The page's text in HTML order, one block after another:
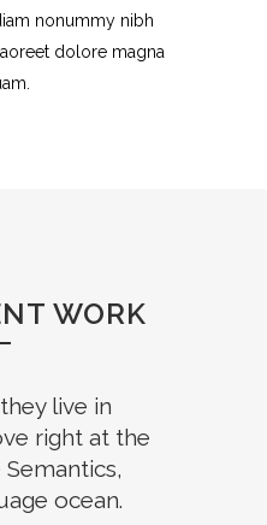
nonummy nibh
dolore magna
WORK
live in
right at the
ocean.